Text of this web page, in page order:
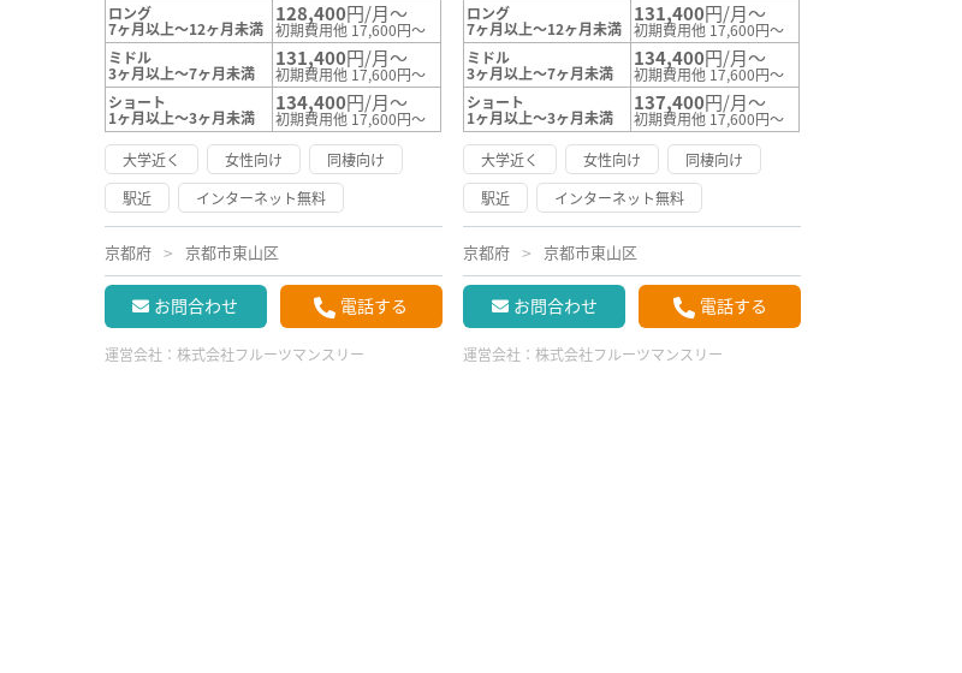
ロング
7ヶ月以上～12ヶ月未満
128,400円/月～
初期費用他 17,600円～
ミドル
3ヶ月以上～7ヶ月未満
131,400円/月～
初期費用他 17,600円～
ショート
1ヶ月以上～3ヶ月未満
134,400円/月～
初期費用他 17,600円～
大学近く
女性向け
同棲向け
駅近
インターネット無料
京都府 京都市東山区
お問合わせ 電話する
運営会社： 株式会社フルーツマンスリー
ロング
7ヶ月以上～12ヶ月未満
131,400円/月～
初期費用他 17,600円～
ミドル
3ヶ月以上～7ヶ月未満
134,400円/月～
初期費用他 17,600円～
ショート
1ヶ月以上～3ヶ月未満
137,400円/月～
初期費用他 17,600円～
大学近く
女性向け
同棲向け
駅近
インターネット無料
京都府 京都市東山区
お問合わせ 電話する
運営会社：株式会社フルーツマンスリー